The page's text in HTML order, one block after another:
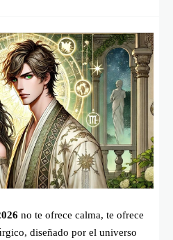
no te ofrece calma, te ofrece
diseñado por el universo